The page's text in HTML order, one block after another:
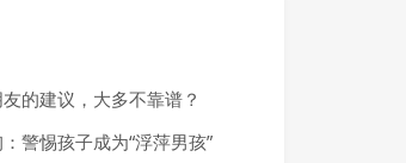
的建议，大多不靠谱？
警惕孩子成为“浮萍男孩”